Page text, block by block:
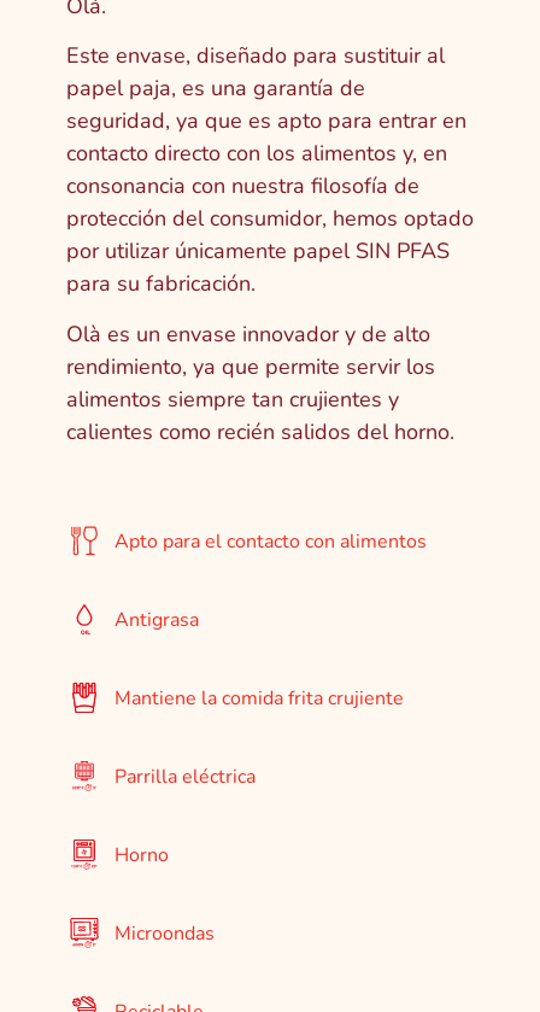
Olá.
Este envase, diseñado para sustituir al
papel paja, es una garantía de
seguridad, ya que es apto para entrar en
contacto directo con los alimentos y, en
consonancia con nuestra filosofía de
protección del consumidor, hemos optado
por utilizar únicamente papel SIN PFAS
para su fabricación.
Olà es un envase innovador y de alto
rendimiento, ya que permite servir los
alimentos siempre tan crujientes y
calientes como recién salidos del horno.
Apto para el contacto con alimentos
Antigrasa
Mantiene la comida frita crujiente
Parrilla eléctrica
Horno
Microondas